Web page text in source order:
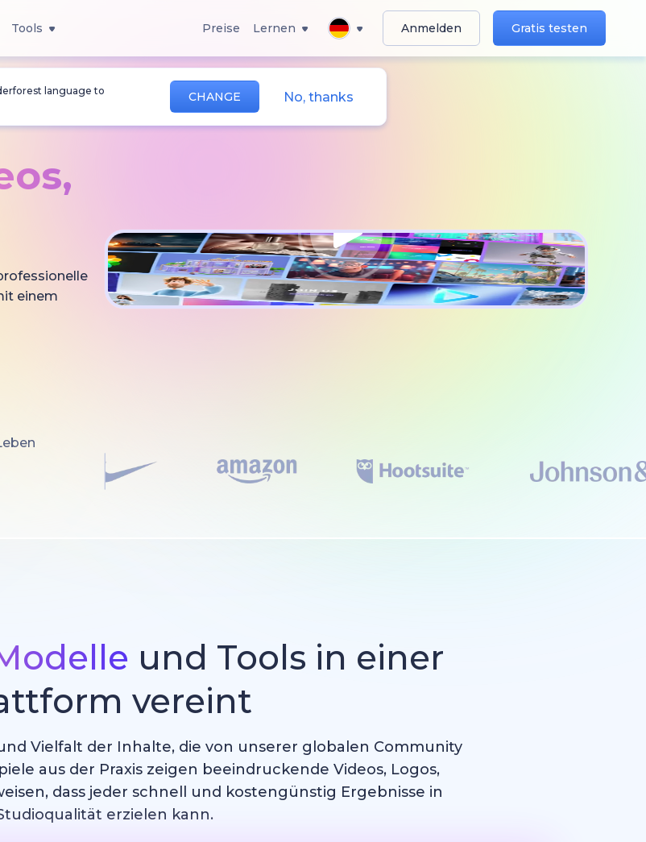
Tools Preise Lernen Anmelden Gratis testen
language to
CHANGE No, thanks
einem
und Tools in einer
vereint
Vielfalt der Inhalte, die von unserer globalen Community
aus der Praxis zeigen beeindruckende Videos, Logos,
dass jeder schnell und kostengünstig Ergebnisse in
erzielen kann.